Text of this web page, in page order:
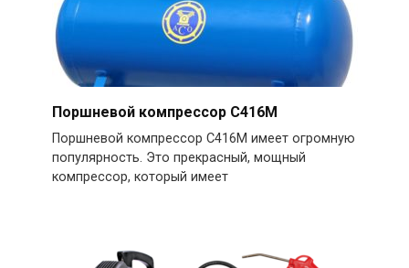
Поршневой компрессор С416М
Поршневой компрессор С416М имеет огромную
популярность. Это прекрасный, мощный
компрессор, который имеет